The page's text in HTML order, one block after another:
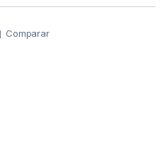
Comparar